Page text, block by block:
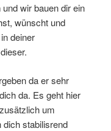
wir bauen dir ein
wünscht und
deiner
da er sehr
da. Es geht hier
um
stabilisrend